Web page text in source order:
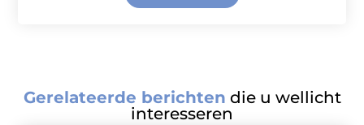
Gerelateerde berichten die u wellicht
interesseren